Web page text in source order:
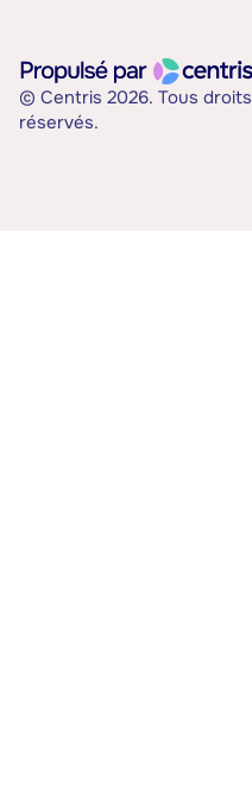
© Centris 2026. Tous droits
réservés.